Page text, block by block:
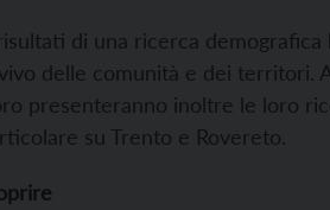
di una ricerca demografica
delle comunità e dei territori.
presenteranno inoltre le loro
su Trento e Rovereto.